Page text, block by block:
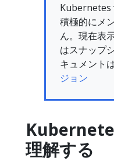
Kubernetes
積極的にメ
ん。現在表
はスナップ
キュメント
ジョン
理解する